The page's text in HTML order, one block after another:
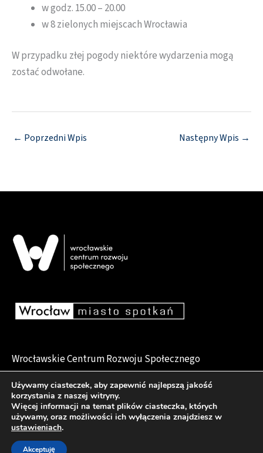
w godz. 15.00 – 20.00
w 8 zielonych miejscach Wrocławia
W przypadku złej pogody niektóre wydarzenia mogą
zostać odwołane.
← Poprzedni Wpis Następny Wpis →
Wrocławskie Centrum Rozwoju Społecznego
pl. Dominikański 6, 50-159 Wrocław
Deklaracja dostępności
Używamy ciasteczek, aby zapewnić najlepszą jakość
korzystania z naszej witryny.
Więcej informacji na temat plików ciasteczka, których
używamy, oraz możliwości ich wyłączenia znajdziesz w
ustawieniach.
Akceptuję